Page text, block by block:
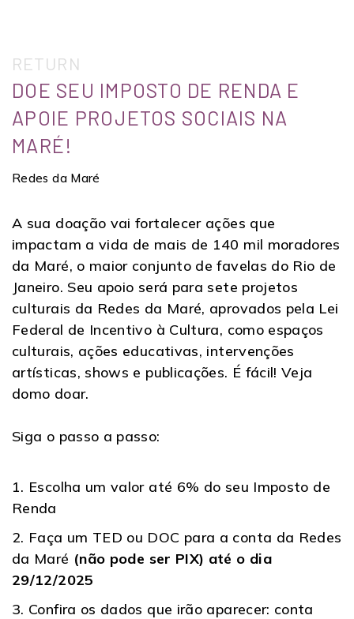
RETURN
DOE SEU IMPOSTO DE RENDA E
APOIE PROJETOS SOCIAIS NA
MARÉ!
Redes da Maré
A sua doação vai fortalecer ações que
impactam a vida de mais de 140 mil moradores
da Maré, o maior conjunto de favelas do Rio de
Janeiro. Seu apoio será para sete projetos
culturais da Redes da Maré, aprovados pela Lei
Federal de Incentivo à Cultura, como espaços
culturais, ações educativas, intervenções
artísticas, shows e publicações. É fácil! Veja
domo doar.
Siga o passo a passo:
1. Escolha um valor até 6% do seu Imposto de
Renda
2. Faça um TED ou DOC para a conta da Redes
da Maré (não pode ser PIX) até o dia
29/12/2025
3. Confira os dados que irão aparecer: conta